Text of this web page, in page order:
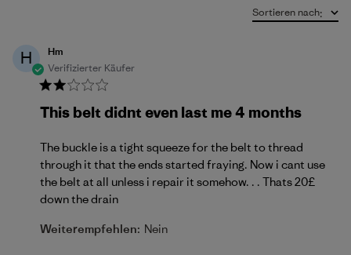
Sortieren nach:
H
Hm
Verifizierter Käufer
This belt didnt even last me 4 months
The buckle is a tight squeeze for the belt to thread
through it that the ends started fraying. Now i cant use
the belt at all unless i repair it somehow. . . Thats 20£
down the drain
Weiterempfehlen: Nein